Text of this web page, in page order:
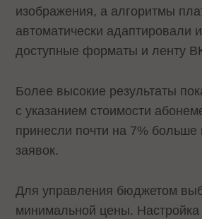
изображения, а алгоритмы
автоматически адаптировали
доступные форматы и ленту
Более высокие результаты
с указанием стоимости
принесли почти на 7% больше
заявок.
Для управления бюджетом
минимальной цены. Настройка